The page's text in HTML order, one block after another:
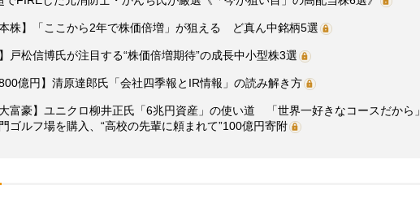
本株】「ここから2年で株価倍増」が狙える ど真ん中銘柄5選
戸松信博氏が注目する“株価倍増期待”の成長中小型株3選
800億円】清原達郎氏「会社四季報とIR情報」の読み解き方
大富豪】ユニクロ柳井正氏「6兆円資産」の使い道 「世界一好きなコースだから」
ゴルフ場を購入、“高校の先輩に頼まれて”100億円寄附